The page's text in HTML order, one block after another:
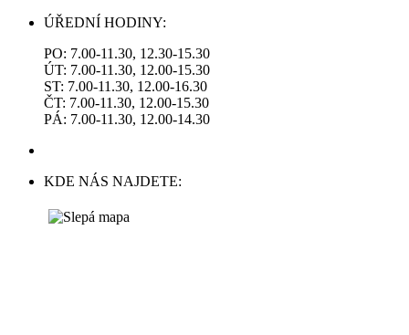
ÚŘEDNÍ HODINY:
PO: 7.00-11.30, 12.30-15.30
ÚT: 7.00-11.30, 12.00-15.30
ST: 7.00-11.30, 12.00-16.30
ČT: 7.00-11.30, 12.00-15.30
PÁ: 7.00-11.30, 12.00-14.30
KDE NÁS NAJDETE: